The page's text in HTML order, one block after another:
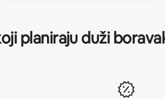
planiraju duži